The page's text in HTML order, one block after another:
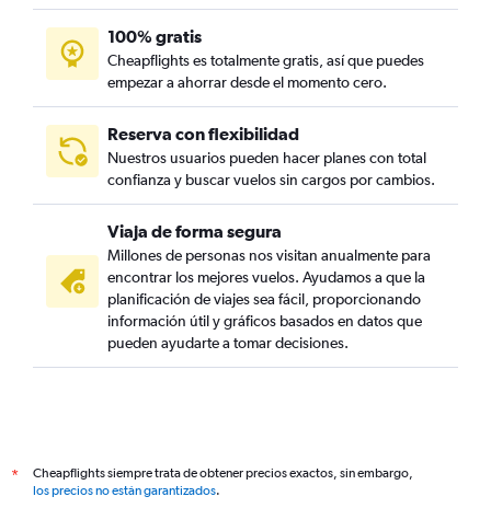
100% gratis
Cheapflights es totalmente gratis, así que puedes
empezar a ahorrar desde el momento cero.
Reserva con flexibilidad
Nuestros usuarios pueden hacer planes con total
confianza y buscar vuelos sin cargos por cambios.
Viaja de forma segura
Millones de personas nos visitan anualmente para
encontrar los mejores vuelos. Ayudamos a que la
planificación de viajes sea fácil, proporcionando
información útil y gráficos basados en datos que
pueden ayudarte a tomar decisiones.
*
Cheapflights siempre trata de obtener precios exactos, sin embargo,
los precios no están garantizados.